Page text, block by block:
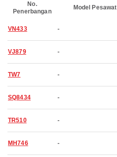
No.
Penerbangan
Model Pesawat
VN433 -
VJ879 -
TW7 -
SQ8434 -
TR510 -
MH746 -